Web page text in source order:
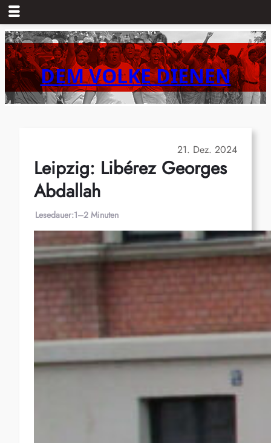
Zum
Inhalt
springenDEM VOLKE DIENEN
21. Dez. 2024
Leipzig: Libérez Georges
Abdallah
Lesedauer:1–2 Minuten